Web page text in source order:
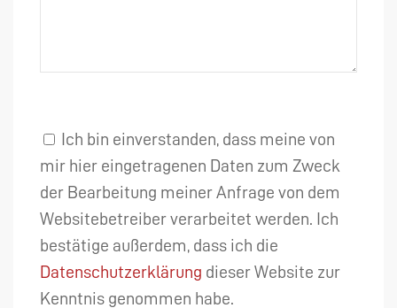
Ich bin einverstanden, dass meine von
mir hier eingetragenen Daten zum Zweck
der Bearbeitung meiner Anfrage von dem
Websitebetreiber verarbeitet werden. Ich
bestätige außerdem, dass ich die
Datenschutzerklärung dieser Website zur
Kenntnis genommen habe.